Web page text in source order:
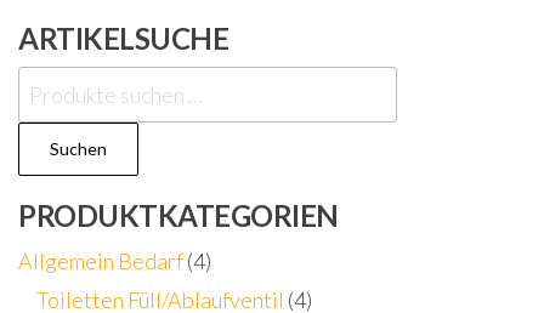
ARTIKELSUCHE
Suchen
nach:
Suchen
PRODUKTKATEGORIEN
Allgemein Bedarf(4)
Toiletten Füll/Ablaufventil (4)